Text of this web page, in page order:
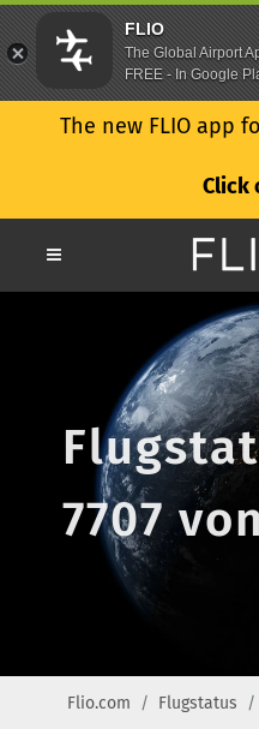
The new FLIO app
Click
7707
Flio.com Flugstatus
FLIO
The Global Airport
FREE - In Google